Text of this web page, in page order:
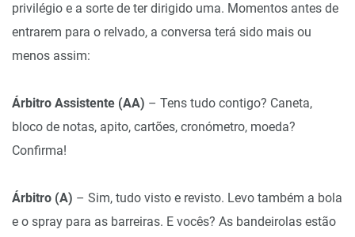
privilégio e a sorte de ter dirigido uma. Momentos antes de
entrarem para o relvado, a conversa terá sido mais ou
menos assim:
Árbitro Assistente (AA) – Tens tudo contigo? Caneta,
bloco de notas, apito, cartões, cronómetro, moeda?
Confirma!
Árbitro (A) – Sim, tudo visto e revisto. Levo também a bola
e o spray para as barreiras. E vocês? As bandeirolas estão